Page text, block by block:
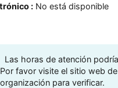
: No está disponible
Las horas de atención
Por favor visite el sitio web de
organización para verificar.